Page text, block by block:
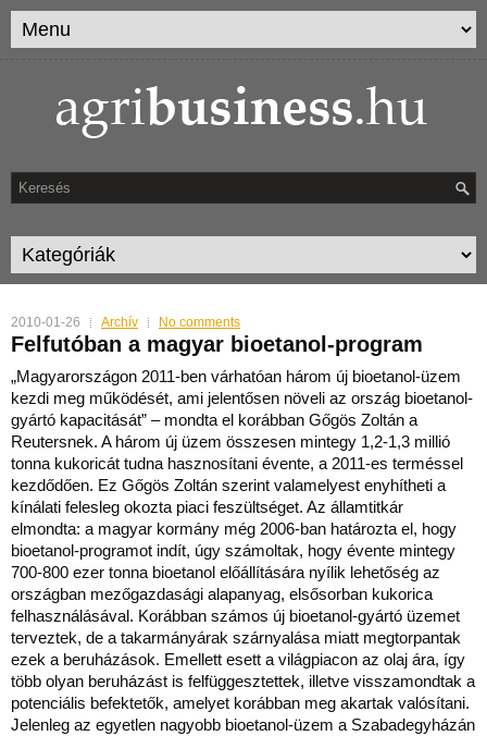
2010-01-26 Archív No comments
Felfutóban a magyar bioetanol-program
„Magyarországon 2011-ben várhatóan három új bioetanol-üzem
kezdi meg működését, ami jelentősen növeli az ország bioetanol-
gyártó kapacitását” – mondta el korábban Gőgös Zoltán a
Reutersnek. A három új üzem összesen mintegy 1,2-1,3 millió
tonna kukoricát tudna hasznosítani évente, a 2011-es terméssel
kezdődően. Ez Gőgös Zoltán szerint valamelyest enyhítheti a
kínálati felesleg okozta piaci feszültséget. Az államtitkár
elmondta: a magyar kormány még 2006-ban határozta el, hogy
bioetanol-programot indít, úgy számoltak, hogy évente mintegy
700-800 ezer tonna bioetanol előállítására nyílik lehetőség az
országban mezőgazdasági alapanyag, elsősorban kukorica
felhasználásával. Korábban számos új bioetanol-gyártó üzemet
terveztek, de a takarmányárak szárnyalása miatt megtorpantak
ezek a beruházások. Emellett esett a világpiacon az olaj ára, így
több olyan beruházást is felfüggesztettek, illetve visszamondtak a
potenciális befektetők, amelyet korábban meg akartak valósítani.
Jelenleg az egyetlen nagyobb bioetanol-üzem a Szabadegyházán